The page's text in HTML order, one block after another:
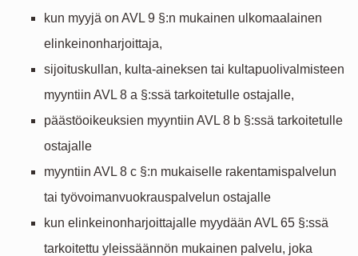
kun myyjä on AVL 9 §:n mukainen ulkomaalainen
elinkeinonharjoittaja,
sijoituskullan, kulta-aineksen tai kultapuolivalmisteen
myyntiin AVL 8 a §:ssä tarkoitetulle ostajalle,
päästöoikeuksien myyntiin AVL 8 b §:ssä tarkoitetulle
ostajalle
myyntiin AVL 8 c §:n mukaiselle rakentamispalvelun
tai työvoimanvuokrauspalvelun ostajalle
kun elinkeinonharjoittajalle myydään AVL 65 §:ssä
tarkoitettu yleissäännön mukainen palvelu, joka